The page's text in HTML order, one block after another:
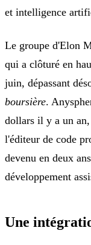
et intelligence
Le groupe d'Elon
qui a clôturé en
juin, dépassant
boursière.
dollars il y a un
l'éditeur de code
devenu en deux
développement
Une